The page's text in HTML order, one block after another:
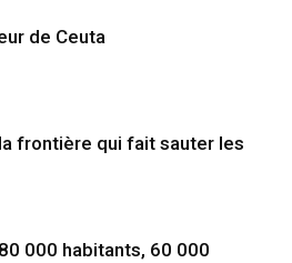
de Ceuta
frontière qui fait sauter les
000 habitants, 60 000